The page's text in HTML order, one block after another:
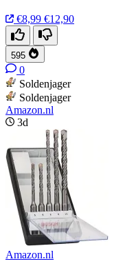
€8,99 €12,90
595
0
Soldenjager
Soldenjager
Amazon.nl
3d
Amazon.nl